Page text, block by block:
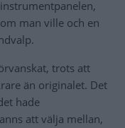
man ville och en
trots att
än originalet. Det
hade
att välja mellan,